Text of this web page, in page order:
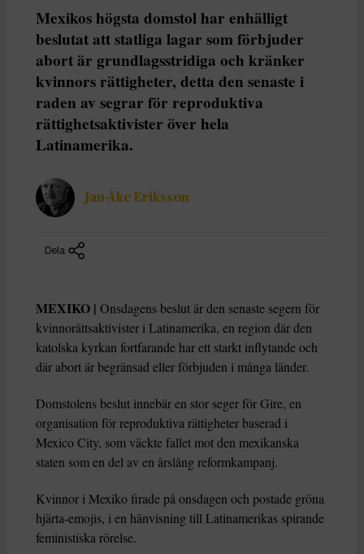
Mexikos högsta domstol har enhälligt
beslutat att statliga lagar som förbjuder
abort är grundlagsstridiga och kränker
kvinnors rättigheter, detta den senaste i
raden av segrar för reproduktiva
rättighetsaktivister över hela
Latinamerika.
Jan-Åke Eriksson
Dela
MEXIKO | Onsdagens beslut är den senaste segern för
kvinnorättsaktivister i Latinamerika, en region där den
katolska kyrkan fortfarande har ett starkt inflytande och
där abort är begränsad eller förbjuden i många länder.
Domstolens beslut innebär en stor seger för Gire, en
organisation för reproduktiva rättigheter baserad i
Mexico City, som väckte fallet mot den mexikanska
staten som en del av en årslång reformkampanj.
Kvinnor i Mexiko firade på onsdagen och postade gröna
hjärta-emojis, i en hänvisning till Latinamerikas spirande
feministiska rörelse.